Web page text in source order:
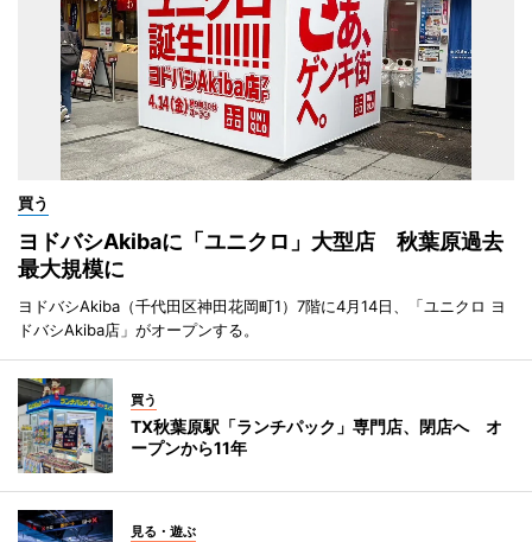
買う
ヨドバシAkibaに「ユニクロ」大型店 秋葉原過去
最大規模に
ヨドバシAkiba（千代田区神田花岡町1）7階に4月14日、「ユニクロ ヨ
ドバシAkiba店」がオープンする。
買う
TX秋葉原駅「ランチパック」専門店、閉店へ オ
ープンから11年
見る・遊ぶ